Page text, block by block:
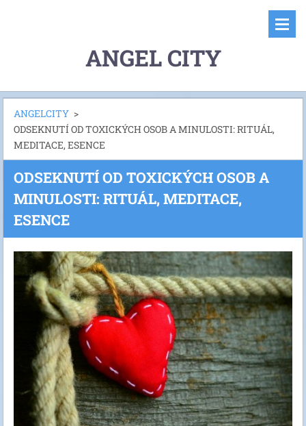
ANGEL CITY
ANGELCITY >
ODSEKNUTÍ OD TOXICKÝCH OSOB A MINULOSTI: RITUÁL,
MEDITACE, ESENCE
ODSEKNUTÍ OD TOXICKÝCH OSOB A
MINULOSTI: RITUÁL, MEDITACE,
ESENCE